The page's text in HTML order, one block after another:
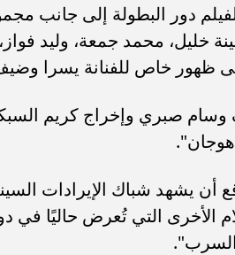
دور البطولة إلى جانب
خليل، محمد جمعة، وليد
ظهور خاص للفنانة يسرا
صبري وإخراج كريم
أن يشهد شباك الإيرادات
الأخرى التي تُعرض حاليًا